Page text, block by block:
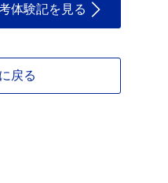
体験記を見る
戻る